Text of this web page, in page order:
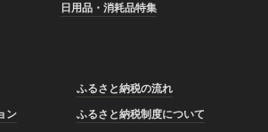
日用品・消耗品特集
ふるさと納税の流れ
ン
ふるさと納税制度について